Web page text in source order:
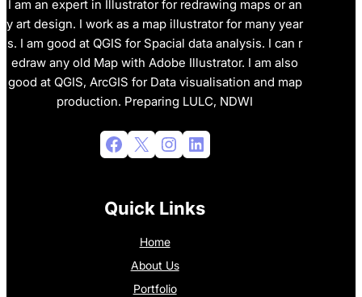
I am an expert in Illustrator for redrawing maps or an
y art design. I work as a map illustrator for many year
s. I am good at QGIS for Spacial data analysis. I can r
edraw any old Map with Adobe Illustrator. I am also
good at QGIS, ArcGIS for Data visualisation and map
production. Preparing LULC, NDWI
Facebook X Instagram LinkedIn
Quick Links
Home
About Us
Portfolio